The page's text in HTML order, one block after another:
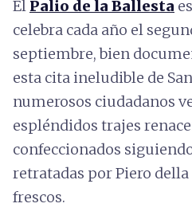
El Palio de la Ballesta
celebra cada año el
septiembre, bien
esta cita ineludible de
numerosos ciudadanos
espléndidos trajes
confeccionados
retratadas por Piero della
frescos.